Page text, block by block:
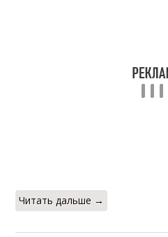
Читать дальше →